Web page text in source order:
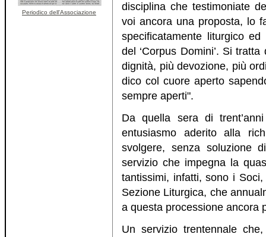
Periodico dell'Associazione
disciplina che testimoniate
voi ancora una proposta, lo
specificatamente liturgico ed
del ‘Corpus Domini’. Si
dignità, più devozione, più
dico col cuore aperto
sempre aperti".
Da quella sera di
entusiasmo aderito alla
svolgere, senza soluzione
servizio che impegna la
tantissimi, infatti, sono i
Sezione Liturgica, che
a questa processione ancora
Un servizio trentennale